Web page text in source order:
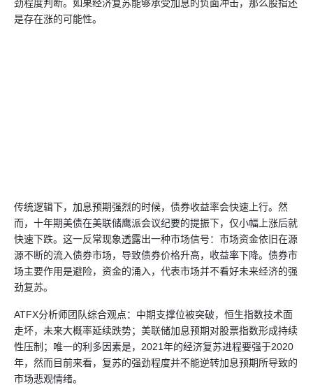
劲程度判断。如果经济复苏能够承受加息的负面冲击，那么股指还
是存在涨的可能性。
传统逻辑下，加息预期强烈的时候，债券收益率会快速上行。然
而，十年期美债在美联储鹰派会议纪要的提振下，仅小幅上涨后就
快速下跌。这一反常现象透露出一种市场信号：市场资金依旧在源
源不断的流入债券市场，导致债券价格升高，收益率下降。债券市
场主要作用是避险，资金的涌入，代表市场并不看好未来经济的强
劲复苏。
ATFX分析师团队综合观点：中期支撑位被突破，恒生指数技术面
走坏，未来大概率延续跌势；美联储加息预期对股票指数形成持续
性压制；唯一的利多因素是，2021年的经济复苏进程要强于2020
年，然而目前来看，复苏的强劲程度并不能逆转加息预期所导致的
市场悲观情绪。